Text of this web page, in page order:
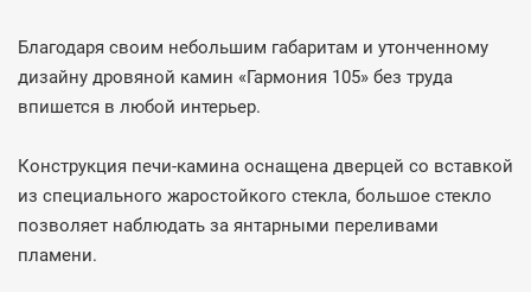
Благодаря своим небольшим габаритам и утонченному
дизайну дровяной камин «Гармония 105» без труда
впишется в любой интерьер.
Конструкция печи-камина оснащена дверцей со вставкой
из специального жаростойкого стекла, большое стекло
позволяет наблюдать за янтарными переливами
пламени.